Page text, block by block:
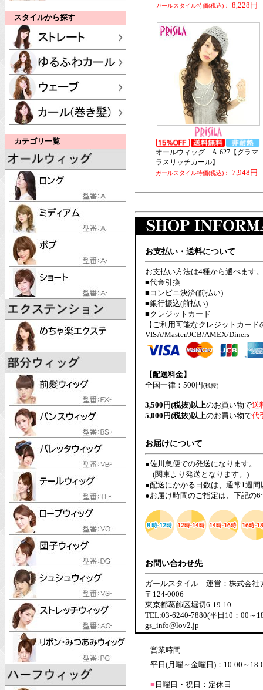
スタイルから探す
カテゴリ一覧
ガールスタイル特価(税込)： 8,228円
オールウィッグ A-627【グラマ
ラスリッチカール】
ガールスタイル特価(税込)： 7,948円
お支払い・送料について
お支払い方法は4種から選べます。
■代金引換
■コンビニ決済(前払い)
■銀行振込(前払い)
■クレジットカード
【ご利用可能なクレジットカード
VISA/Master/JCB/AMEX/Diners
【配送料金】
全国一律：500円(税抜)
3,500円(税抜)以上のお買い物で送
5,000円(税抜)以上のお買い物で代
お届けについて
●佐川急便での発送になります。
(関東より発送となります。)
●配送にかかる日数は、通常1週
●お届け時間のご指定は、下記の
お問い合わせ先
ガールスタイル 運営：株式会社
〒124-0006
東京都葛飾区堀切6-19-10
TEL:03-6240-7880(平日10：00～
gs_info@lov2.jp
営業時間
平日(月曜～金曜日)：10:00～
■ 日曜日・祝日：定休日